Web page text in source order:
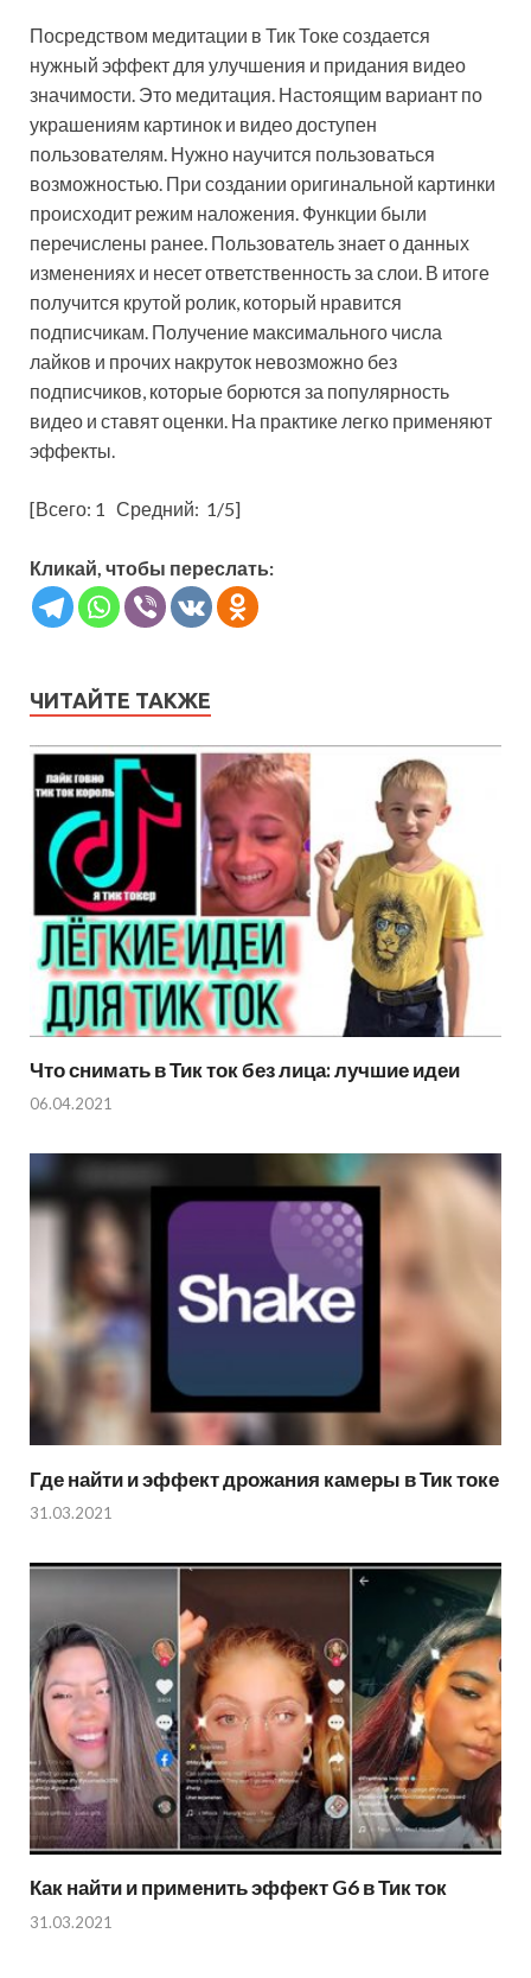
Посредством медитации в Тик Токе создается
нужный эффект для улучшения и придания видео
значимости. Это медитация. Настоящим вариант по
украшениям картинок и видео доступен
пользователям. Нужно научится пользоваться
возможностью. При создании оригинальной картинки
происходит режим наложения. Функции были
перечислены ранее. Пользователь знает о данных
изменениях и несет ответственность за слои. В итоге
получится крутой ролик, который нравится
подписчикам. Получение максимального числа
лайков и прочих накруток невозможно без
подписчиков, которые борются за популярность
видео и ставят оценки. На практике легко применяют
эффекты.
[Всего: 1 Средний: 1/5]
Кликай, чтобы переслать:
ЧИТАЙТЕ ТАКЖЕ
Что снимать в Тик ток без лица: лучшие идеи
06.04.2021
Где найти и эффект дрожания камеры в Тик токе
31.03.2021
Как найти и применить эффект G6 в Тик ток
31.03.2021